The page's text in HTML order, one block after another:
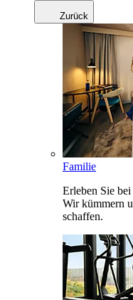
Zurück
Familie
Erleben Sie
Wir kümmern
schaffen.